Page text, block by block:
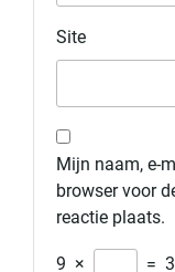
Site
Mijn naam, e-
browser voor
reactie plaats.
9 × =